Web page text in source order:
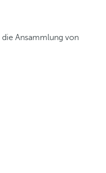
die Ansammlung von